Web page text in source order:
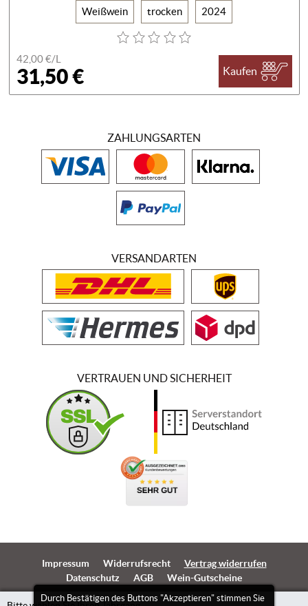
Weißwein trocken 2024
42,00 €/L
31,50 € Kaufen
Durch Bestätigen des Buttons "Akzeptieren" stimmen Sie
ZAHLUNGSARTEN
VERSANDARTEN
VERTRAUEN UND SICHERHEIT
Impressum Widerrufsrecht
Vertrag widerrufen
Datenschutz
AGB Wein-Gutscheine